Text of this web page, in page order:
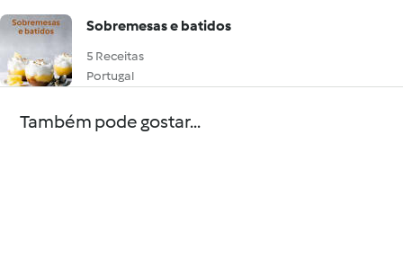
Sobremesas e batidos
5 Receitas
Portugal
Também pode gostar...